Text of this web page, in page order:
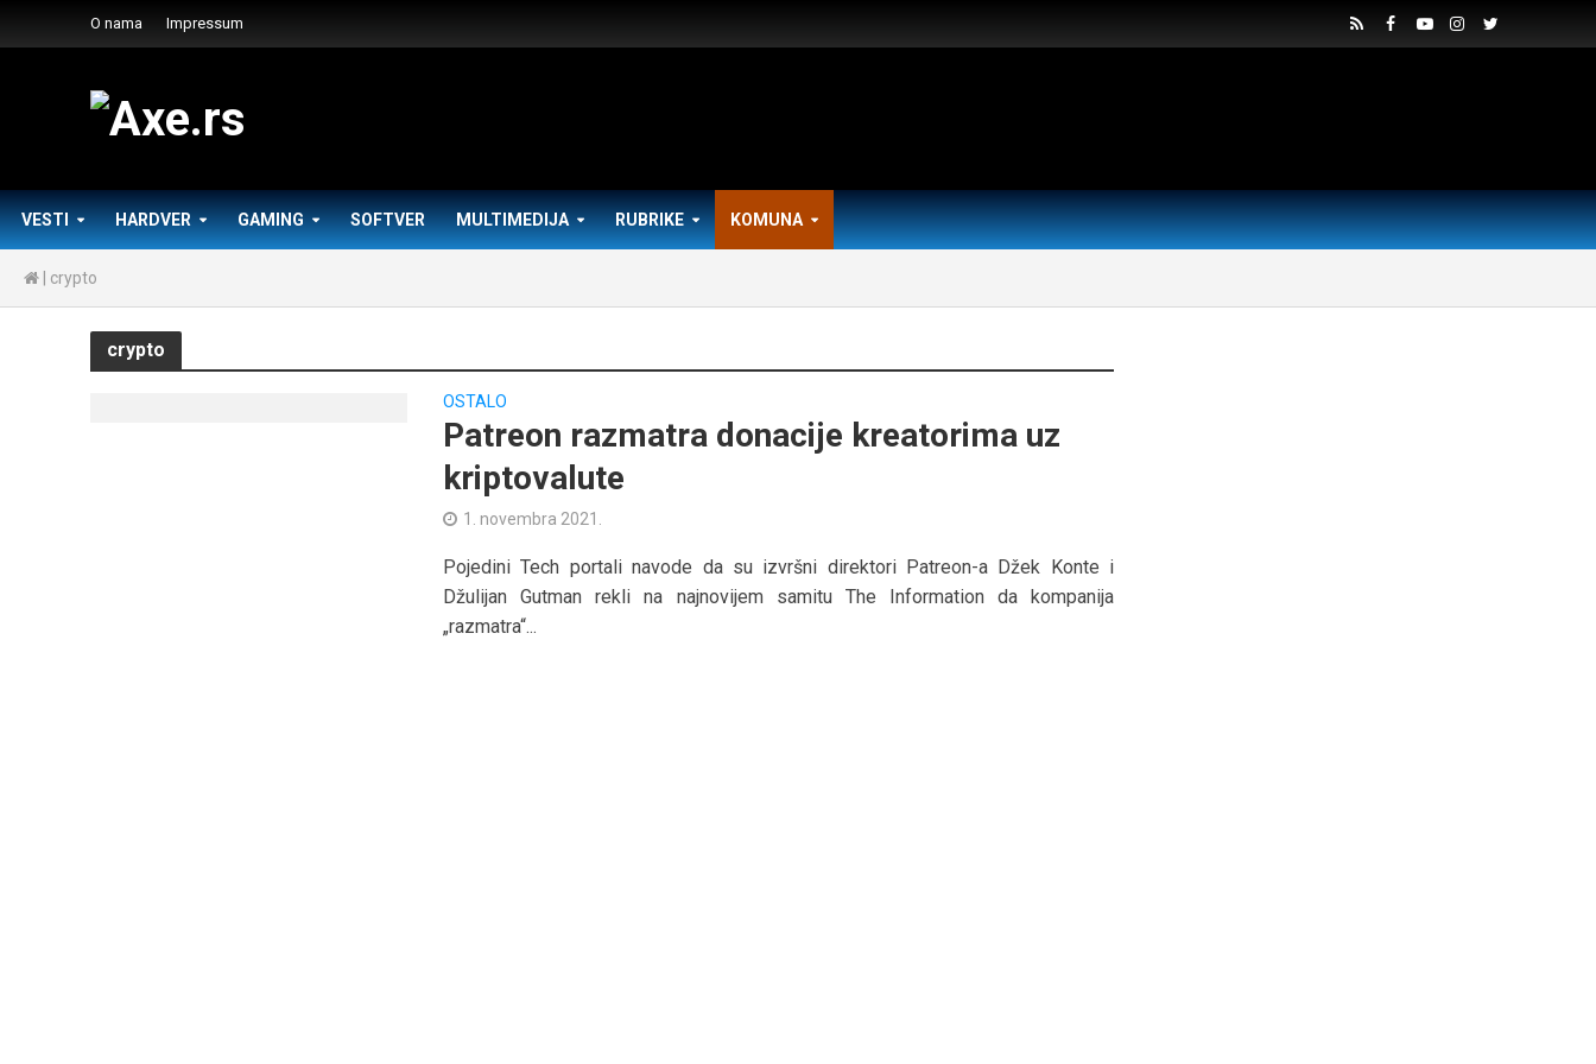
O nama Impressum
VESTI HARDVER GAMING SOFTVER MULTIMEDIJA RUBRIKE KOMUNA
crypto
crypto
OSTALO
Patreon razmatra donacije kreatorima uz
kriptovalute
1. novembra 2021.
Pojedini Tech portali navode da su izvršni direktori Patreon-a Džek Konte i
Džulijan Gutman rekli na najnovijem samitu The Information da kompanija
„razmatra“...